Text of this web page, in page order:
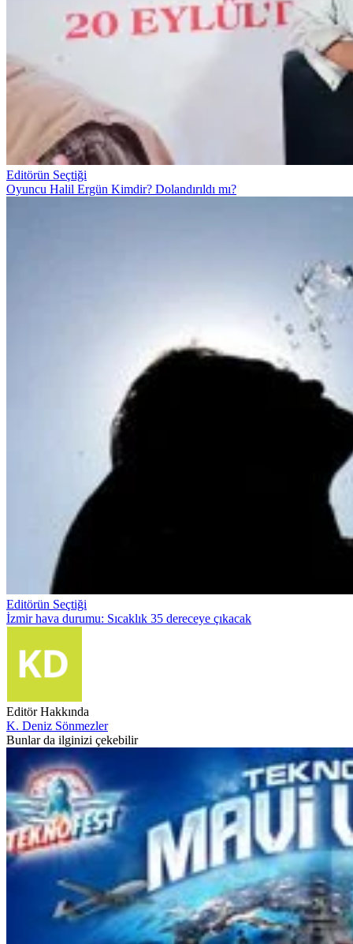
Editörün Seçtiği
Oyuncu Halil Ergün Kimdir? Dolandırıldı mı?
Editörün Seçtiği
İzmir hava durumu: Sıcaklık 35 dereceye çıkacak
Editör Hakkında
K. Deniz Sönmezler
Bunlar da ilginizi çekebilir